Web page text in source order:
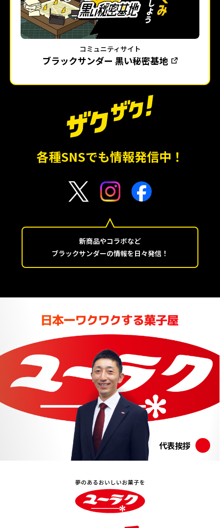
コミュニティサイト
ブラックサンダー 黒い秘密基地
各種SNSでも情報発信中！
新商品やコラボなど
ブラックサンダーの情報を日々発信！
代表挨拶